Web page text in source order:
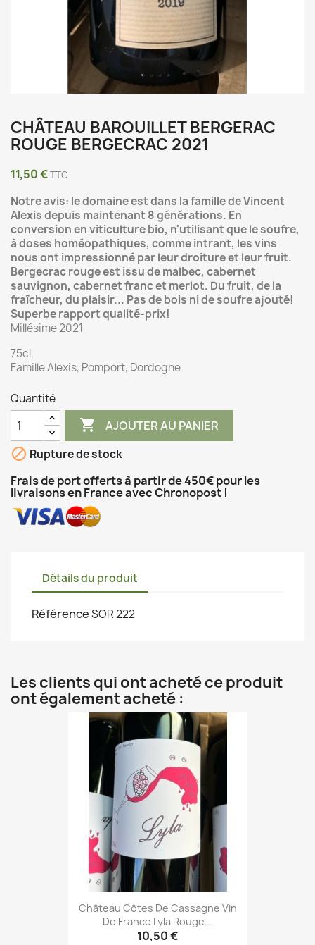
CHÂTEAU BAROUILLET BERGERAC
ROUGE BERGECRAC 2021
11,50 €TTC
Notre avis: le domaine est dans la famille de Vincent
Alexis depuis maintenant 8 générations. En
conversion en viticulture bio, n'utilisant que le soufre,
à doses homéopathiques, comme intrant, les vins
nous ont impressionné par leur droiture et leur fruit.
Bergecrac rouge est issu de malbec, cabernet
sauvignon, cabernet franc et merlot. Du fruit, de la
fraîcheur, du plaisir... Pas de bois ni de soufre ajouté!
Superbe rapport qualité-prix!
Millésime 2021
75cl.
Famille Alexis, Pomport, Dordogne
Quantité
 AJOUTER AU PANIER
 Rupture de stock
Frais de port offerts à partir de 450€ pour les
livraisons en France avec Chronopost !
Détails du produit
RéférenceSOR 222
Les clients qui ont acheté ce produit
ont également acheté :
Château Côtes De Cassagne Vin
De France Lyla Rouge...
10,50 €